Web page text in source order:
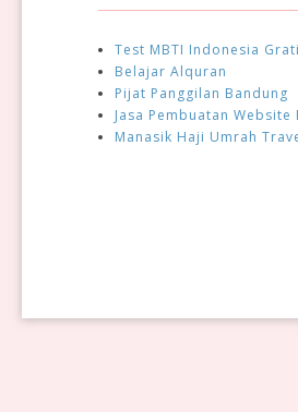
Test MBTI Indonesia
Belajar Alquran
Pijat Panggilan Bandung
Jasa Pembuatan
Manasik Haji Umrah